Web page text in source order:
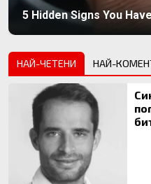
5 Hidden Signs You
НАЙ-ЧЕТЕНИ НАЙ-